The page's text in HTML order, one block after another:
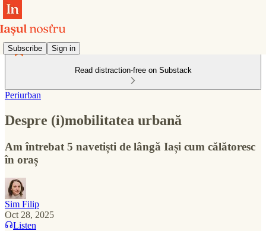
Subscribe Sign in
Read distraction-free on Substack
Periurban
Despre (i)mobilitatea urbană
Am întrebat 5 navetiști de lângă Iași cum călătoresc
în oraș
Sim Filip
Oct 28, 2025
Listen